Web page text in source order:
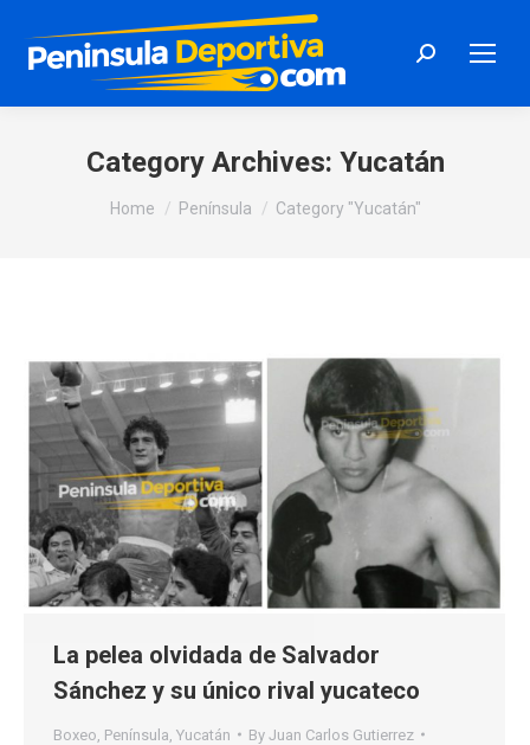
Search:
Category Archives: Yucatán
You are here:
Home Península Category "Yucatán"
La pelea olvidada de Salvador
Sánchez y su único rival yucateco
Boxeo Península Yucatán By Juan Carlos Gutierrez